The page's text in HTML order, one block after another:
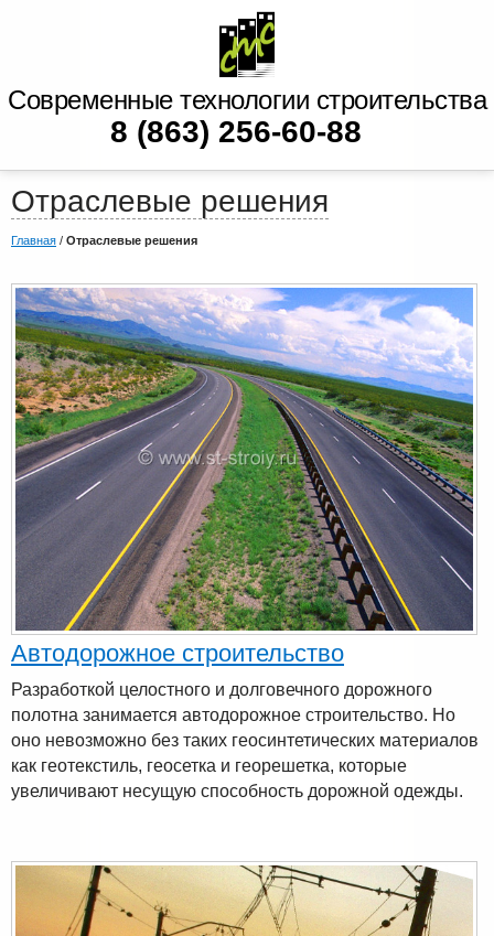
Современные технологии строительства
8 (863) 256-60-88
Отраслевые решения
Главная / Отраслевые решения
Автодорожное строительство
Разработкой целостного и долговечного дорожного
полотна занимается автодорожное строительство. Но
оно невозможно без таких геосинтетических материалов
как геотекстиль, геосетка и георешетка, которые
увеличивают несущую способность дорожной одежды.